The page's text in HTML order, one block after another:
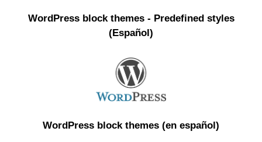
WordPress block themes - Predefined styles
(Español)
WordPress block themes (en español)